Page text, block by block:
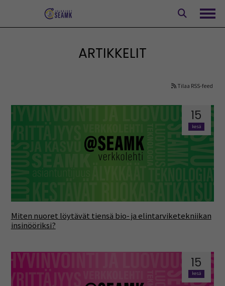
ARTIKKELIT
Tilaa RSS-feed
15
kesä
Miten nuoret löytävät tiensä bio- ja elintarviketekniikan
insinööriksi?
15
kesä